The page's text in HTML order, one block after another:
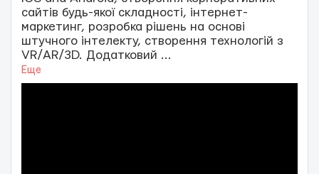
сайтів будь-якої складності, інтернет-
маркетинг, розробка рішень на основі
штучного інтелекту, створення технологій з
VR/AR/3D. Додатковий ...
Еще